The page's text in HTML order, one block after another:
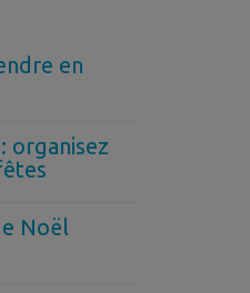
en
organisez
Noël